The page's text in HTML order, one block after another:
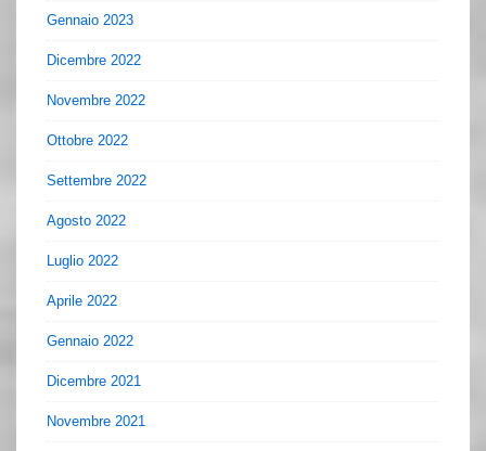
Gennaio 2023
Dicembre 2022
Novembre 2022
Ottobre 2022
Settembre 2022
Agosto 2022
Luglio 2022
Aprile 2022
Gennaio 2022
Dicembre 2021
Novembre 2021